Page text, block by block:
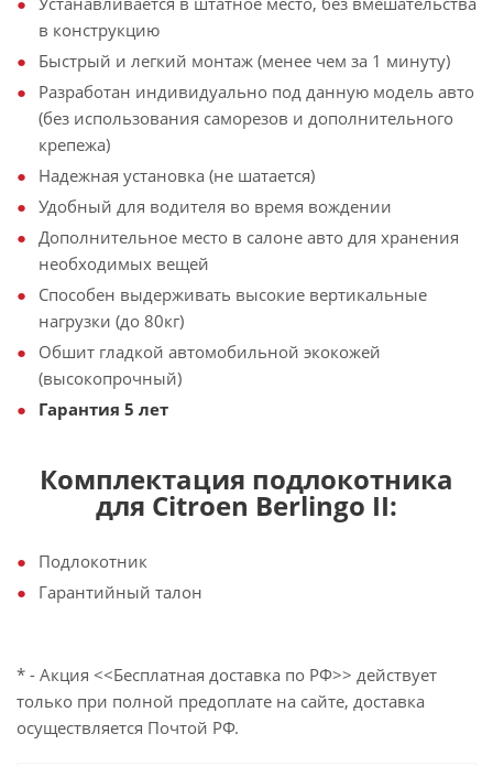
в конструкцию
Быстрый и легкий монтаж (менее чем за 1 минуту)
Разработан индивидуально под данную модель авто
(без использования саморезов и дополнительного
крепежа)
Надежная установка (не шатается)
Удобный для водителя во время вождении
Дополнительное место в салоне авто для хранения
необходимых вещей
Способен выдерживать высокие вертикальные
нагрузки (до 80кг)
Обшит гладкой автомобильной экокожей
(высокопрочный)
Гарантия 5 лет
Комплектация подлокотника
для Citroen Berlingo II:
Подлокотник
Гарантийный талон
* - Акция <<Бесплатная доставка по РФ>> действует
только при полной предоплате на сайте, доставка
осуществляется Почтой РФ.